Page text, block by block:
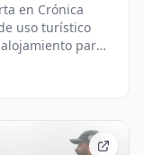
en Crónica
uso turístico
para